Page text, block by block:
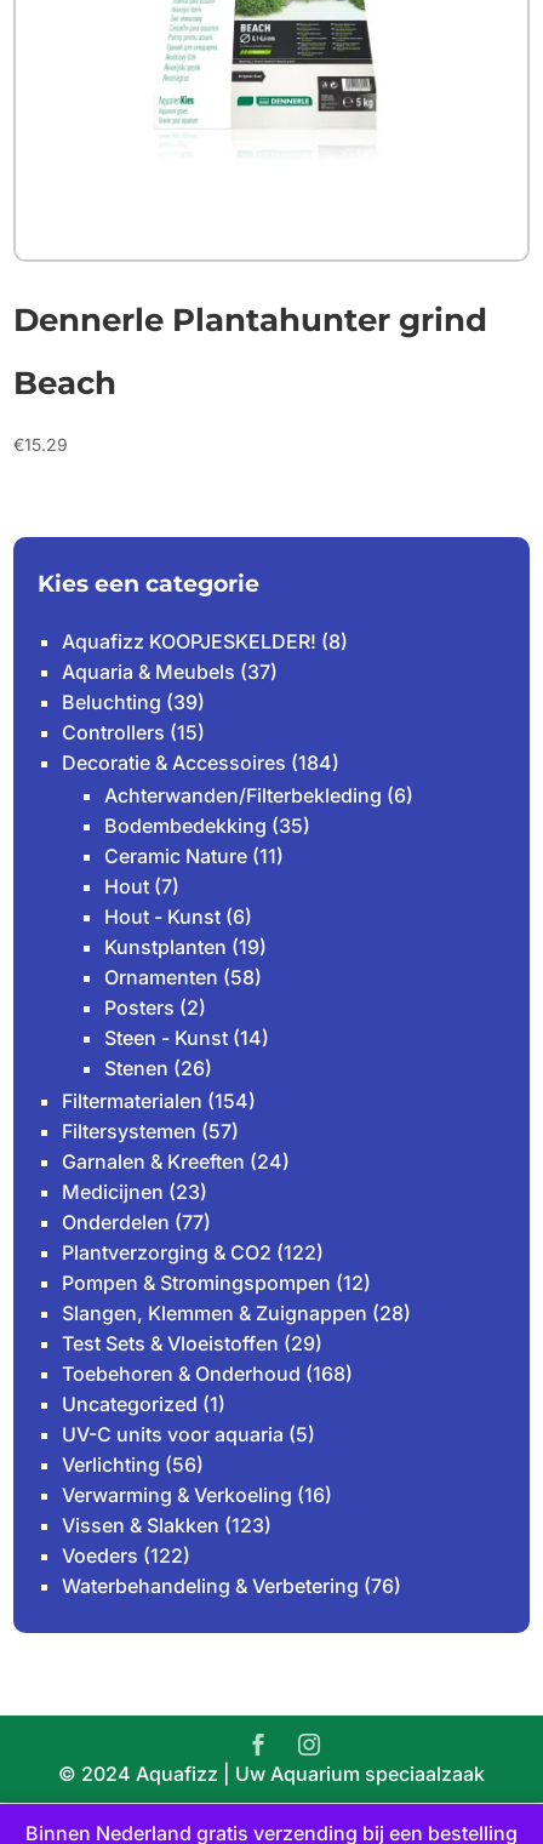
Binnen Nederland gratis verzending bij een bestelling
Dennerle Plantahunter grind
Beach
€15.29
Kies een categorie
Aquafizz KOOPJESKELDER! (8)
Aquaria & Meubels (37)
Beluchting (39)
Controllers (15)
Decoratie & Accessoires (184)
Achterwanden/Filterbekleding (6)
Bodembedekking (35)
Ceramic Nature (11)
Hout (7)
Hout - Kunst (6)
Kunstplanten (19)
Ornamenten (58)
Posters (2)
Steen - Kunst (14)
Stenen (26)
Filtermaterialen (154)
Filtersystemen (57)
Garnalen & Kreeften (24)
Medicijnen (23)
Onderdelen (77)
Plantverzorging & CO2 (122)
Pompen & Stromingspompen (12)
Slangen, Klemmen & Zuignappen (28)
Test Sets & Vloeistoffen (29)
Toebehoren & Onderhoud (168)
Uncategorized (1)
UV-C units voor aquaria (5)
Verlichting (56)
Verwarming & Verkoeling (16)
Vissen & Slakken (123)
Voeders (122)
Waterbehandeling & Verbetering (76)
© 2024 Aquafizz | Uw Aquarium speciaalzaak